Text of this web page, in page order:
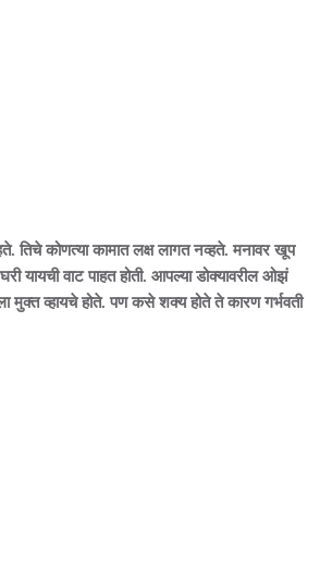
तिचे कोणत्या कामात लक्ष लागत नव्हते. मनावर खूप
यायची वाट पाहत होती. आपल्या डोक्यावरील ओझं
मुक्त व्हायचे होते. पण कसे शक्य होते ते कारण गर्भवती